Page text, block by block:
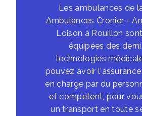
Les ambulances de
Ambulances Cronier -
Loison à Rouillon
équipées des
technologies
pouvez avoir
en charge par du
et compétent, pour
un transport en toute